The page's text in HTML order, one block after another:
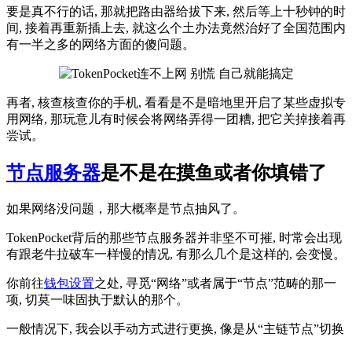
要是真不行的话, 那就把路由器给拔下来, 然后等上十秒钟的时
间, 接着再重新插上去, 就这么个土办法竟然治好了全国范围内
有一半之多的网络方面的傻问题。
再者, 核查核查你的手机, 看看是不是暗地里开启了某些虚拟专
用网络, 那玩意儿有时候会将网络弄得一团糟, 把它关掉接着再
尝试。
节点服务器是不是在摸鱼或者你填错了
如果网络没问题，那大概率是节点抽风了。
TokenPocket背后的那些节点服务器并非坚不可摧, 时常会出现
有跟老牛拉破车一样慢的情况, 有那么几个是这样的, 会变慢。
你前往钱包设置之处, 寻觅“网络”或者属于“节点”范畴的那一
项, 切莫一味固执于默认的那个。
一般情况下, 我会以手动方式进行更换, 像是从“主链节点”切换